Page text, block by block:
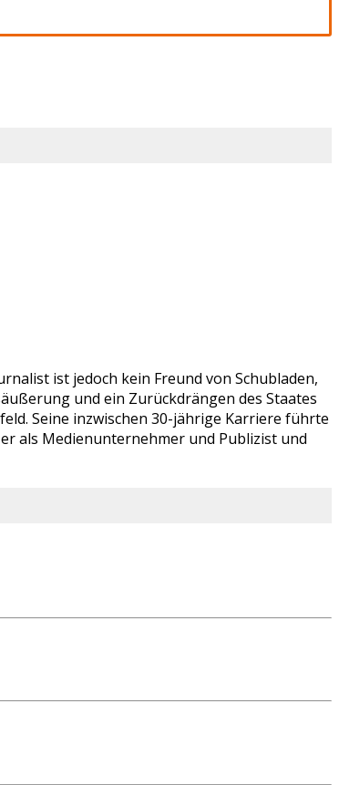
ist jedoch kein Freund von Schubladen,
und ein Zurückdrängen des Staates
Seine inzwischen 30-jährige Karriere führte
als Medienunternehmer und Publizist und